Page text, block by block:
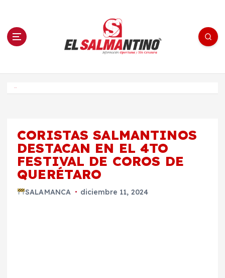
n El Salmantino - medios/noticias/editorial
CORISTAS SALMANTINOS
DESTACAN EN EL 4TO
FESTIVAL DE COROS DE
QUERÉTARO
SALAMANCA diciembre 11, 2024